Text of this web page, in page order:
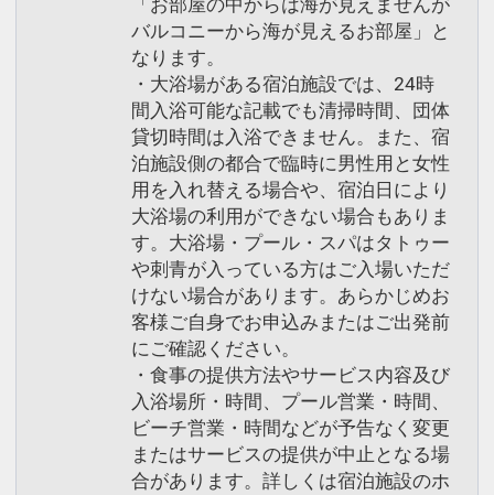
「お部屋の中からは海が見えませんが
バルコニーから海が見えるお部屋」と
なります。
・大浴場がある宿泊施設では、24時
間入浴可能な記載でも清掃時間、団体
貸切時間は入浴できません。また、宿
泊施設側の都合で臨時に男性用と女性
用を入れ替える場合や、宿泊日により
大浴場の利用ができない場合もありま
す。大浴場・プール・スパはタトゥー
や刺青が入っている方はご入場いただ
けない場合があります。あらかじめお
客様ご自身でお申込みまたはご出発前
にご確認ください。
・食事の提供方法やサービス内容及び
入浴場所・時間、プール営業・時間、
ビーチ営業・時間などが予告なく変更
またはサービスの提供が中止となる場
合があります。詳しくは宿泊施設のホ